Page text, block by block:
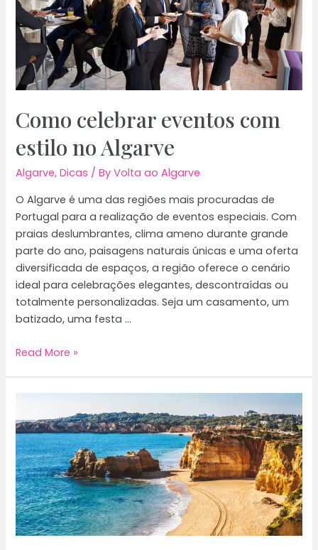
Algarve
Como celebrar eventos com
estilo no Algarve
Algarve,Dicas / ByVolta ao Algarve
O Algarve é uma das regiões mais procuradas de
Portugal para a realização de eventos especiais. Com
praias deslumbrantes, clima ameno durante grande
parte do ano, paisagens naturais únicas e uma oferta
diversificada de espaços, a região oferece o cenário
ideal para celebrações elegantes, descontraídas ou
totalmente personalizadas. Seja um casamento, um
batizado, uma festa …
Como
estilo
no
Algarve
Read More »